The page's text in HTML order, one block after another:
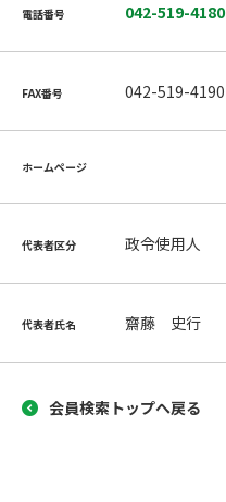
電話番号 042-519-4180
FAX番号 042-519-4190
ホームページ
代表者区分 政令使用人
代表者氏名 齋藤 史行
会員検索トップへ戻る